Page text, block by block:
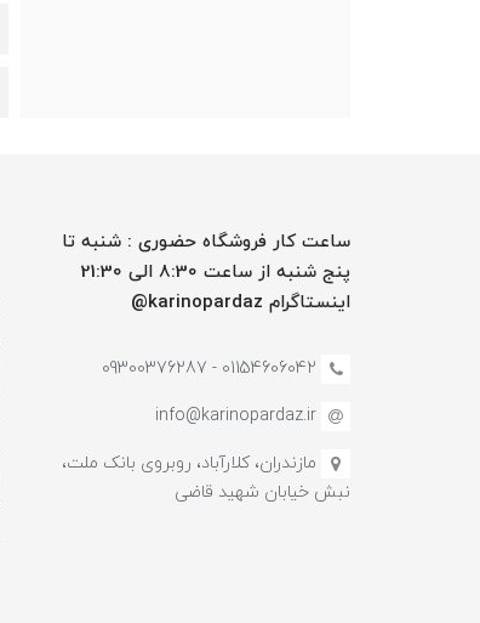
ساعت کار فروشگاه حضوری : شنبه تا
پنج شنبه از ساعت 8:30 الی 21:30
اینستاگرام karinopardaz@
01154606042 - 09300376287
info@karinopardaz.ir
مازندران، کلارآباد، روبروی بانک ملت،
نبش خیابان شهید قاضی